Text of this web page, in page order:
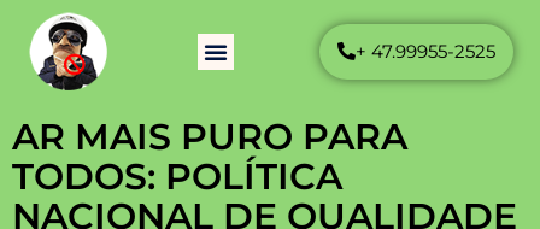
+ 47.99955-2525
AR MAIS PURO PARA
TODOS: POLÍTICA
NACIONAL DE QUALIDADE